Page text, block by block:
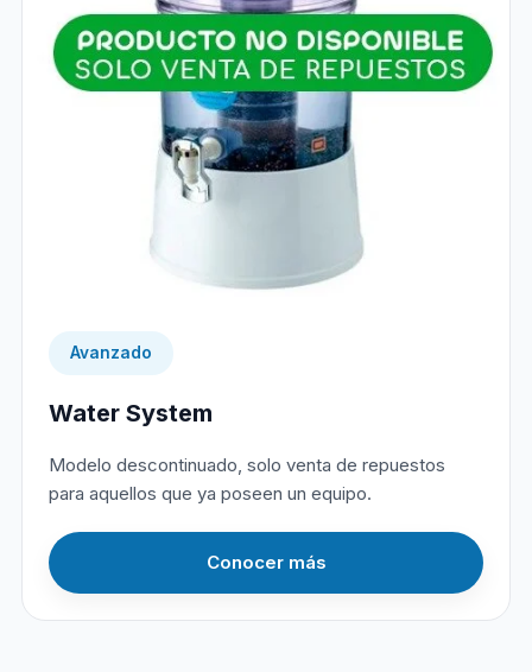
Avanzado
Water System
Modelo descontinuado, solo venta de repuestos
para aquellos que ya poseen un equipo.
Conocer más